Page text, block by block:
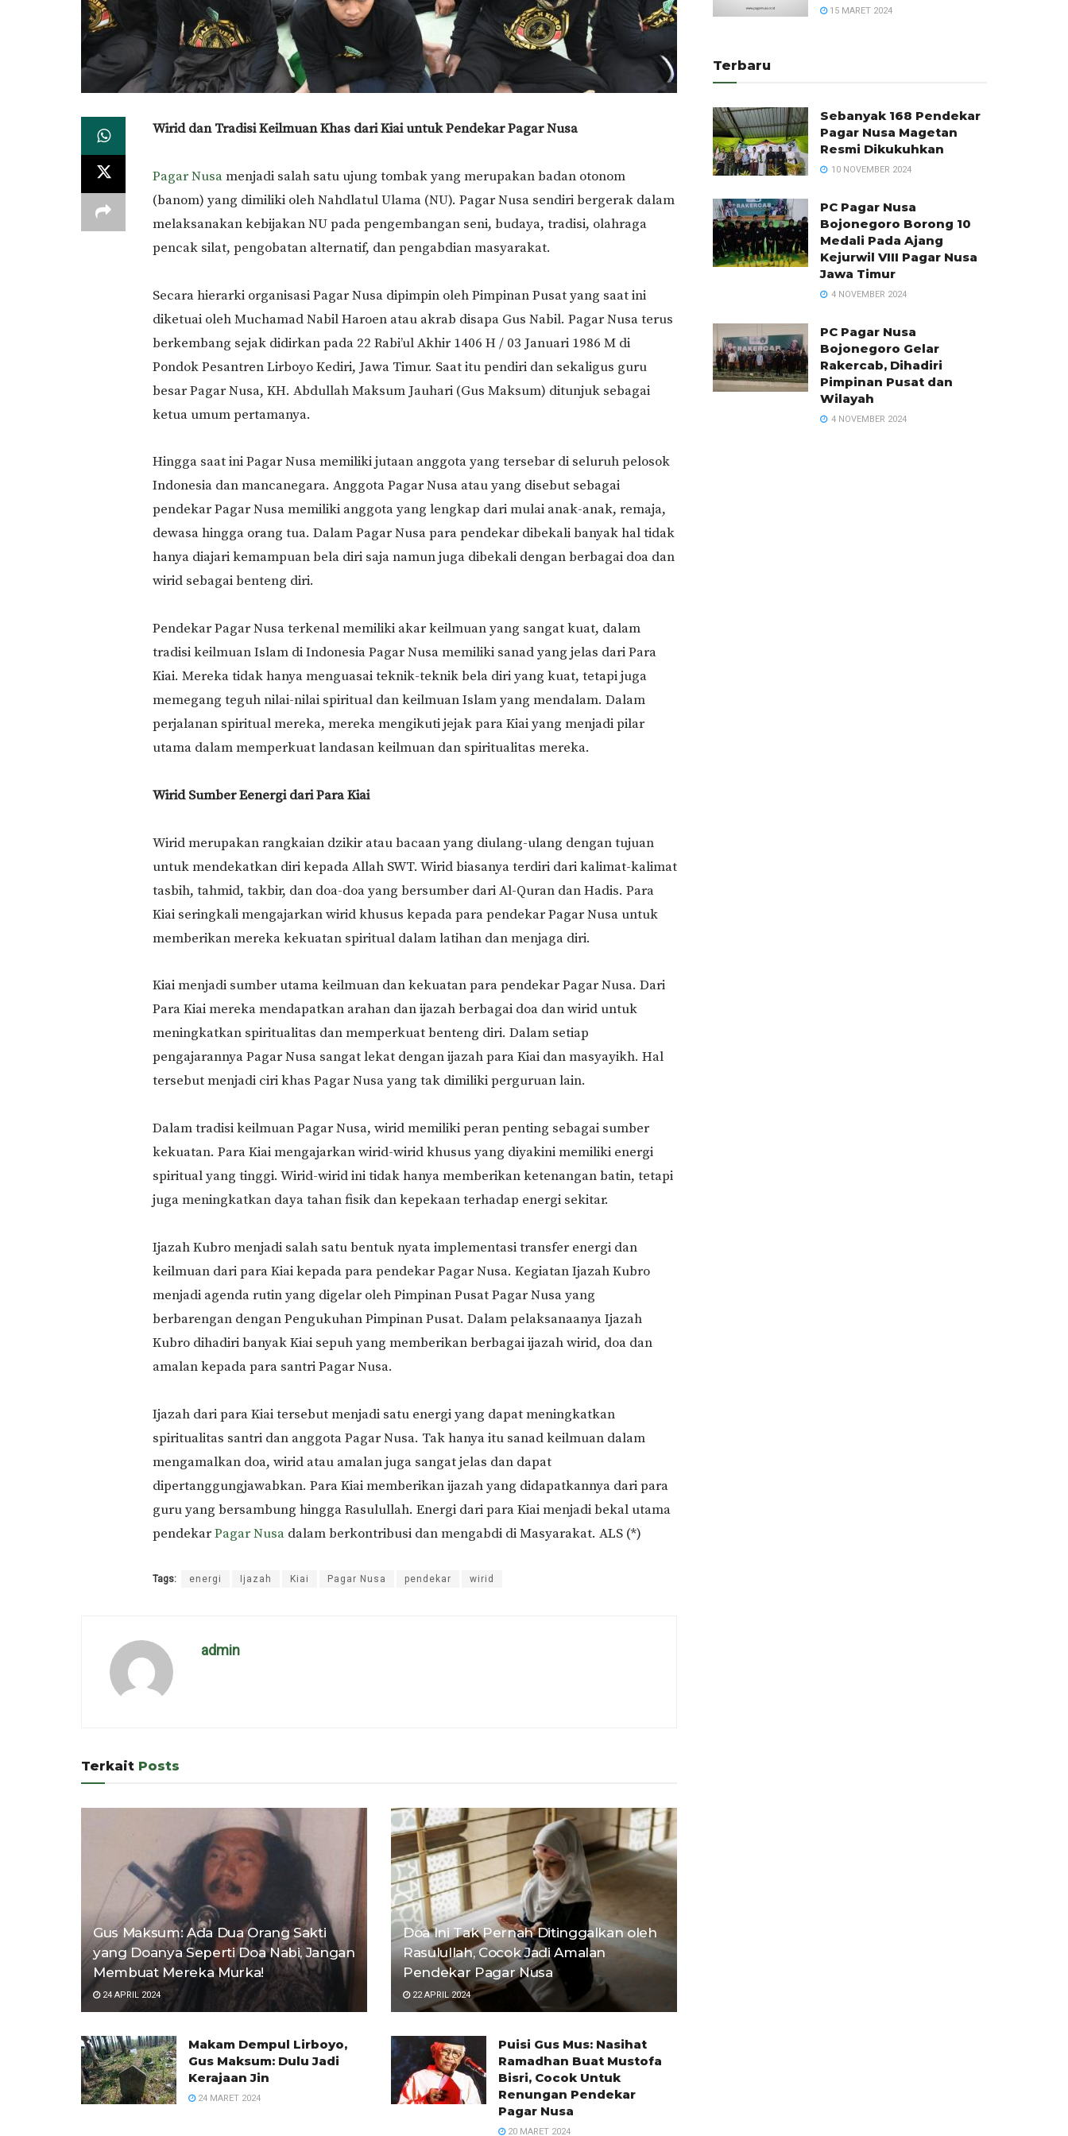
Wirid dan Tradisi Keilmuan Khas dari Kiai untuk Pendekar Pagar Nusa
Pagar Nusamenjadi salah satu ujung tombak yang merupakan badan otonom
(banom) yang dimiliki oleh Nahdlatul Ulama (NU). Pagar Nusa sendiri bergerak dalam
melaksanakan kebijakan NU pada pengembangan seni, budaya, tradisi, olahraga
pencak silat, pengobatan alternatif, dan pengabdian masyarakat.
Secara hierarki organisasi Pagar Nusa dipimpin oleh Pimpinan Pusat yang saat ini
diketuai oleh Muchamad Nabil Haroen atau akrab disapa Gus Nabil. Pagar Nusa terus
berkembang sejak didirkan pada 22 Rabi’ul Akhir 1406 H / 03 Januari 1986 M di
Pondok Pesantren Lirboyo Kediri, Jawa Timur. Saat itu pendiri dan sekaligus guru
besar Pagar Nusa, KH. Abdullah Maksum Jauhari (Gus Maksum) ditunjuk sebagai
ketua umum pertamanya.
Hingga saat ini Pagar Nusa memiliki jutaan anggota yang tersebar di seluruh pelosok
Indonesia dan mancanegara. Anggota Pagar Nusa atau yang disebut sebagai
pendekar Pagar Nusa memiliki anggota yang lengkap dari mulai anak-anak, remaja,
dewasa hingga orang tua. Dalam Pagar Nusa para pendekar dibekali banyak hal tidak
hanya diajari kemampuan bela diri saja namun juga dibekali dengan berbagai doa dan
wirid sebagai benteng diri.
Pendekar Pagar Nusa terkenal memiliki akar keilmuan yang sangat kuat, dalam
tradisi keilmuan Islam di Indonesia Pagar Nusa memiliki sanad yang jelas dari Para
Kiai. Mereka tidak hanya menguasai teknik-teknik bela diri yang kuat, tetapi juga
memegang teguh nilai-nilai spiritual dan keilmuan Islam yang mendalam. Dalam
perjalanan spiritual mereka, mereka mengikuti jejak para Kiai yang menjadi pilar
utama dalam memperkuat landasan keilmuan dan spiritualitas mereka.
Wirid Sumber Eenergi dari Para Kiai
Wirid merupakan rangkaian dzikir atau bacaan yang diulang-ulang dengan tujuan
untuk mendekatkan diri kepada Allah SWT. Wirid biasanya terdiri dari kalimat-kalimat
tasbih, tahmid, takbir, dan doa-doa yang bersumber dari Al-Quran dan Hadis. Para
Kiai seringkali mengajarkan wirid khusus kepada para pendekar Pagar Nusa untuk
memberikan mereka kekuatan spiritual dalam latihan dan menjaga diri.
Kiai menjadi sumber utama keilmuan dan kekuatan para pendekar Pagar Nusa. Dari
Para Kiai mereka mendapatkan arahan dan ijazah berbagai doa dan wirid untuk
meningkatkan spiritualitas dan memperkuat benteng diri. Dalam setiap
pengajarannya Pagar Nusa sangat lekat dengan ijazah para Kiai dan masyayikh. Hal
tersebut menjadi ciri khas Pagar Nusa yang tak dimiliki perguruan lain.
Dalam tradisi keilmuan Pagar Nusa, wirid memiliki peran penting sebagai sumber
kekuatan. Para Kiai mengajarkan wirid-wirid khusus yang diyakini memiliki energi
spiritual yang tinggi. Wirid-wirid ini tidak hanya memberikan ketenangan batin, tetapi
juga meningkatkan daya tahan fisik dan kepekaan terhadap energi sekitar.
Ijazah Kubro menjadi salah satu bentuk nyata implementasi transfer energi dan
keilmuan dari para Kiai kepada para pendekar Pagar Nusa. Kegiatan Ijazah Kubro
menjadi agenda rutin yang digelar oleh Pimpinan Pusat Pagar Nusa yang
berbarengan dengan Pengukuhan Pimpinan Pusat. Dalam pelaksanaanya Ijazah
Kubro dihadiri banyak Kiai sepuh yang memberikan berbagai ijazah wirid, doa dan
amalan kepada para santri Pagar Nusa.
Ijazah dari para Kiai tersebut menjadi satu energi yang dapat meningkatkan
spiritualitas santri dan anggota Pagar Nusa. Tak hanya itu sanad keilmuan dalam
mengamalkan doa, wirid atau amalan juga sangat jelas dan dapat
dipertanggungjawabkan. Para Kiai memberikan ijazah yang didapatkannya dari para
guru yang bersambung hingga Rasulullah. Energi dari para Kiai menjadi bekal utama
pendekarPagar Nusa dalam berkontribusi dan mengabdi di Masyarakat. ALS (*)
Tags: energi Ijazah Kiai Pagar Nusa pendekar wirid
admin
Terkait Posts
Gus Maksum: Ada Dua Orang Sakti
yang Doanya Seperti Doa Nabi, Jangan
Membuat Mereka Murka!
24 APRIL 2024
Doa Ini Tak Pernah Ditinggalkan oleh
Rasulullah, Cocok Jadi Amalan
Pendekar Pagar Nusa
22 APRIL 2024
Makam Dempul Lirboyo,
Gus Maksum: Dulu Jadi
Kerajaan Jin
24 MARET 2024
Puisi Gus Mus: Nasihat
Ramadhan Buat Mustofa
Bisri, Cocok Untuk
Renungan Pendekar
Pagar Nusa
20 MARET 2024
15 MARET 2024
Terbaru
Sebanyak 168 Pendekar
Pagar Nusa Magetan
Resmi Dikukuhkan
10 NOVEMBER 2024
PC Pagar Nusa
Bojonegoro Borong 10
Medali Pada Ajang
Kejurwil VIII Pagar Nusa
Jawa Timur
4 NOVEMBER 2024
PC Pagar Nusa
Bojonegoro Gelar
Rakercab, Dihadiri
Pimpinan Pusat dan
Wilayah
4 NOVEMBER 2024